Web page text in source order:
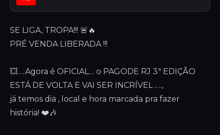
SE LIGA, TROPA!!! 🚨🔥
PRÉ VENDA LIBERADA !!!
💥….Agora é OFICIAL… o PAGODE RJ 3ª EDIÇÃO
ESTÁ DE VOLTA E VAI SER INCRÍVEL ….,
já temos dia , local e hora marcada pra fazer
história! ❤️🎶